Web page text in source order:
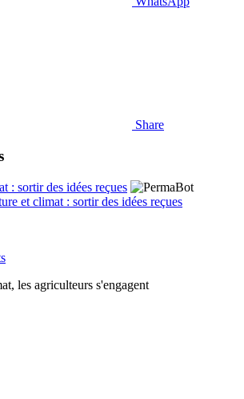
Share
et climat : sortir des idées reçues
les agriculteurs s'engagent